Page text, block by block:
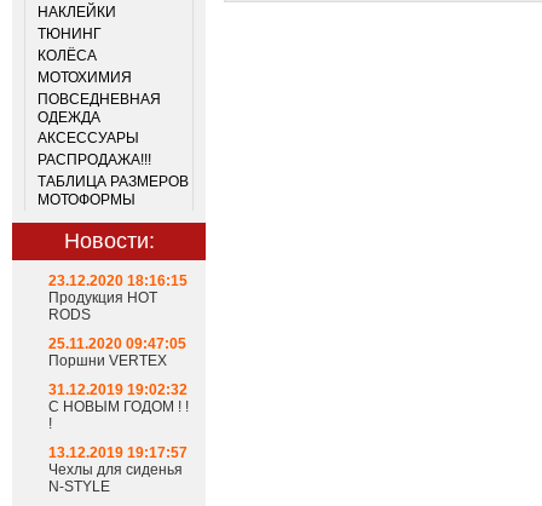
НАКЛЕЙКИ
ТЮНИНГ
КОЛЁСА
МОТОХИМИЯ
ПОВСЕДНЕВНАЯ
ОДЕЖДА
АКСЕССУАРЫ
РАСПРОДАЖА!!!
ТАБЛИЦА РАЗМЕРОВ
МОТОФОРМЫ
Новости:
23.12.2020 18:16:15
Продукция HOT
RODS
25.11.2020 09:47:05
Поршни VERTEX
31.12.2019 19:02:32
С НОВЫМ ГОДОМ ! !
!
13.12.2019 19:17:57
Чехлы для сиденья
N-STYLE